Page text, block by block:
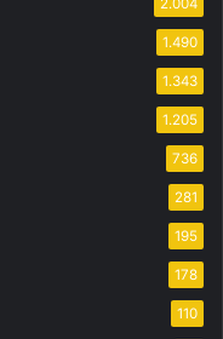
1.490
1.343
1.205
736
281
195
178
110